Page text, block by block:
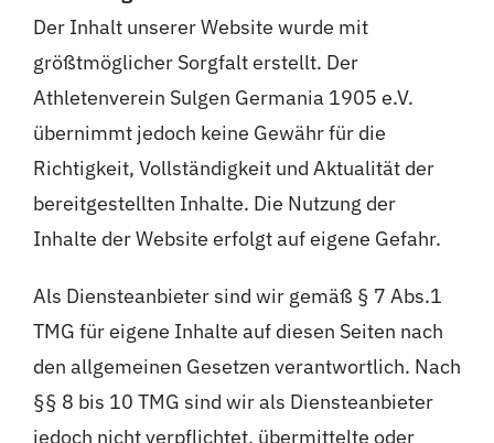
Der Inhalt unserer Website wurde mit
größtmöglicher Sorgfalt erstellt. Der
Athletenverein Sulgen Germania 1905 e.V.
übernimmt jedoch keine Gewähr für die
Richtigkeit, Vollständigkeit und Aktualität der
bereitgestellten Inhalte. Die Nutzung der
Inhalte der Website erfolgt auf eigene Gefahr.
Als Diensteanbieter sind wir gemäß § 7 Abs.1
TMG für eigene Inhalte auf diesen Seiten nach
den allgemeinen Gesetzen verantwortlich. Nach
§§ 8 bis 10 TMG sind wir als Diensteanbieter
jedoch nicht verpflichtet, übermittelte oder